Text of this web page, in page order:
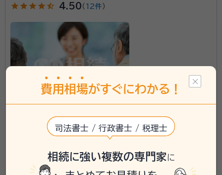
経歴： 宮城県名取市出身。東北学院大学法学部法律学科卒業 1992年よ
事務所口コミ（抜粋）：
account_circle 満足度 4.0
ご利用時期：2024/5
無料面談をしました。初めて士業の方と話すので緊張しましたが、とても
優しい雰囲気で、説明もわかりやすく、見積も納得のいくものだったので
依頼後もちょっとした質問にも丁寧に答えてくださり安心感があります。
専門家とのやり取りは電話以外にもLINEで行っていますが、手軽に確認
こんにちは、「まさる行政書士事務所」の 菅野勝（かん
star star star star star_half 4.50 （ 12件）
宮城県石巻市に対応可能
東仙台駅 車で7分
\「いい相続」にてご相談を承ります/
費用 相場がすぐにわかる！
司法書士 / 行政書士 / 税理士
相続に強い複数の専門家に